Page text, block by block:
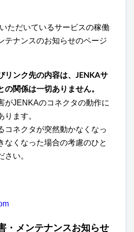
ただいているサービスの稼働
テナンスのお知らせのページ
リンク先の内容は、JENKAサ
の関係は一切ありません。
がJENKAのコネクタの動作に
ります。
コネクタが突然動かなくなっ
なくなった場合の考慮のひと
さい。
・メンテナンスお知らせ